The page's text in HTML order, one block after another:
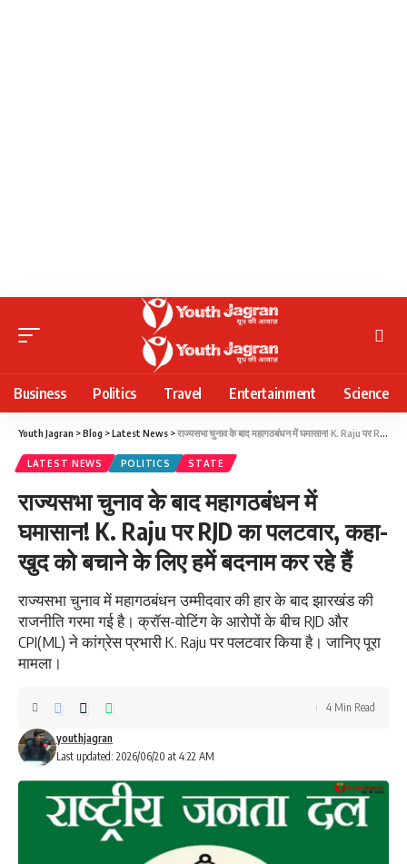
Business Politics Travel Entertainment Science
Youth Jagran >Blog >Latest News >राज्यसभा चुनाव के बाद महागठबंधन में घमासान! K. Raju पर RJD का पलटवार, कहा- खुद को बचाने के लिए हमें बदनाम कर रहे हैं
LATEST NEWS POLITICS STATE
राज्यसभा चुनाव के बाद महागठबंधन में
घमासान! K. Raju पर RJD का पलटवार, कहा-
खुद को बचाने के लिए हमें बदनाम कर रहे हैं
राज्यसभा चुनाव में महागठबंधन उम्मीदवार की हार के बाद झारखंड की
राजनीति गरमा गई है। क्रॉस-वोटिंग के आरोपों के बीच RJD और
CPI(ML) ने कांग्रेस प्रभारी K. Raju पर पलटवार किया है। जानिए पूरा
मामला।
Last updated: 2026/06/20 at 4:22 AM
youthjagran
4 Min Read